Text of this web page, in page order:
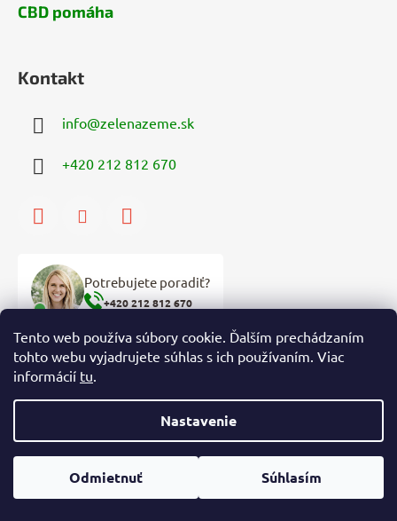
Tento web používa súbory cookie. Ďalším prechádzaním
tohto webu vyjadrujete súhlas s ich používaním. Viac
informácií tu.
Nastavenie
Odmietnuť Súhlasím
CBD pomáha
Kontakt
info@zelenazeme.sk
+420 212 812 670
Potrebujete poradiť?
+420 212 812 670
Prijímame online platby